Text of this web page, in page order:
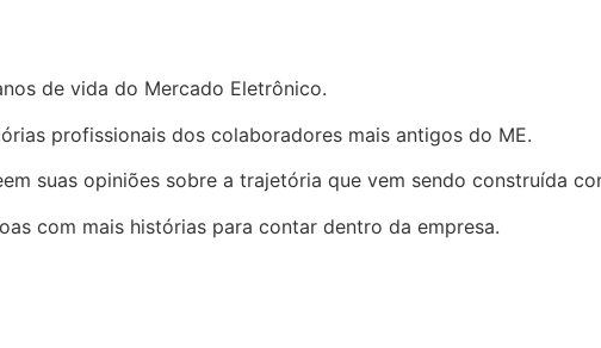
de vida do Mercado Eletrônico.
profissionais dos colaboradores mais antigos do ME.
suas opiniões sobre a trajetória que vem sendo construída
com mais histórias para contar dentro da empresa.